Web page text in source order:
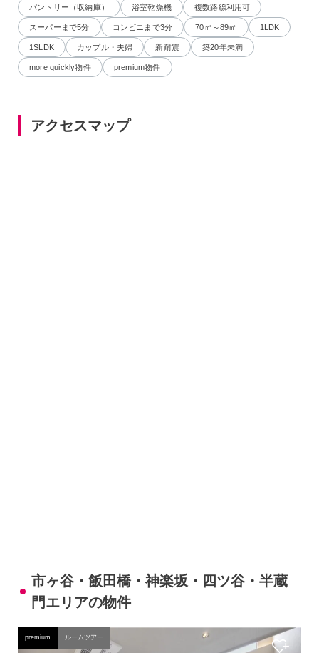
パントリー（収納庫） 浴室乾燥機 複数路線利用可
スーパーまで5分 コンビニまで3分 70㎡～89㎡ 1LDK
1SLDK カップル・夫婦 新耐震 築20年未満
more quickly物件 premium物件
アクセスマップ
市ヶ谷・飯田橋・神楽坂・四ツ谷・半蔵
門エリアの物件
premium ルームツアー